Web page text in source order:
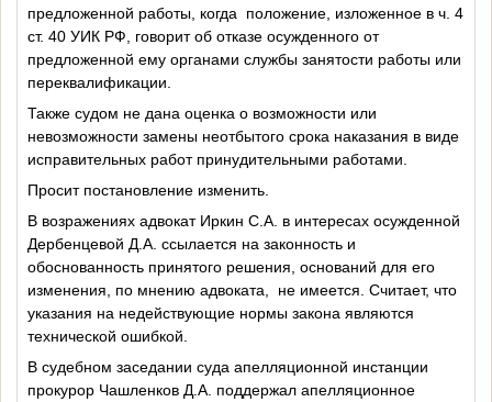
предложенной работы, когда
положение, изложенное в ч. 4
ст. 40 УИК РФ, говорит об отказе осужденного от
предложенной ему органами службы занятости работы или
переквалификации.
Также судом не дана оценка о возможности или
невозможности замены неотбытого срока наказания в виде
исправительных работ принудительными работами.
Просит постановление изменить.
В возражениях адвокат Иркин С.А. в интересах осужденной
Дербенцевой Д.А. ссылается на законность и
обоснованность принятого решения, оснований для его
изменения, по мнению адвоката,
не имеется. Считает, что
указания на недействующие нормы закона являются
технической ошибкой.
В судебном заседании суда апелляционной инстанции
прокурор Чашленков Д.А. поддержал апелляционное